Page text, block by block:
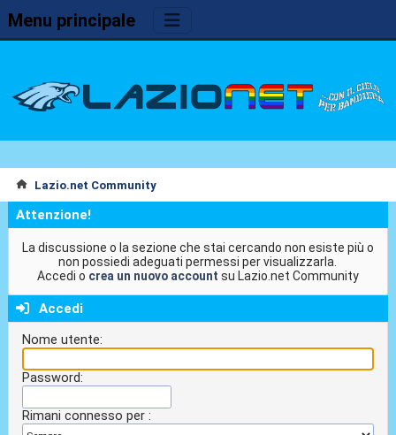
Menu principale
Lazio.net Community
Attenzione!
La discussione o la sezione che stai cercando non esiste più o
non possiedi adeguati permessi per visualizzarla.
Accedi o crea un nuovo account su Lazio.net Community
Accedi
Nome utente:
Password:
Rimani connesso per :